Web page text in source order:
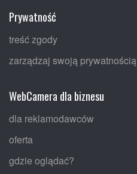
Prywatność
treść zgody
zarządzaj swoją prywatnością
WebCamera dla biznesu
dla reklamodawców
oferta
gdzie oglądać?